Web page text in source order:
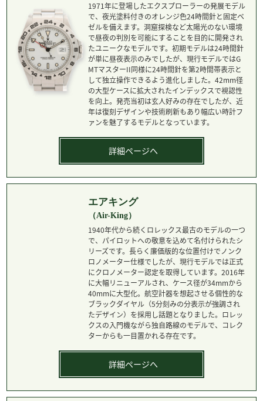
1971年に登場したエクスプローラーの発展モデル
で、夜光塗料付きのオレンジ色24時間針と固定ベ
ゼルを備えます。洞窟探検など太陽光のない環境
で昼夜の判別を可能にすることを目的に開発され
たユニークなモデルです。初期モデルは24時間針
が単に昼夜表示のみでしたが、現行モデルではG
MTマスターII同様に24時間針を第2時間帯表示と
して独立操作できるよう進化しました。42mm径
の大型ケースに拡大されたインデックスで視認性
を向上。発売当初は玄人好みの存在でしたが、近
年は復刻デザインや技術刷新もあり幅広い時計フ
ァンを魅了するモデルとなっています。
詳細ページへ
エアキング
（Air-King）
1940年代から続くロレックス最古のモデルの一つ
で、パイロットへの敬意を込めて名付けられたシ
リーズです。長らく廉価版的な位置付けでノンク
ロノメーター仕様でしたが、現行モデルでは正式
にクロノメーター認定を取得しています。2016年
に大幅リニューアルされ、ケース径が34mmから
40mmに大型化。航空計器を想起させる個性的な
ブラックダイヤル（5分刻みの分表示が強調され
たデザイン）を採用し話題となりました。ロレッ
クスの入門機ながら独自路線のモデルで、コレク
ターからも一目置かれる存在です。
詳細ページへ